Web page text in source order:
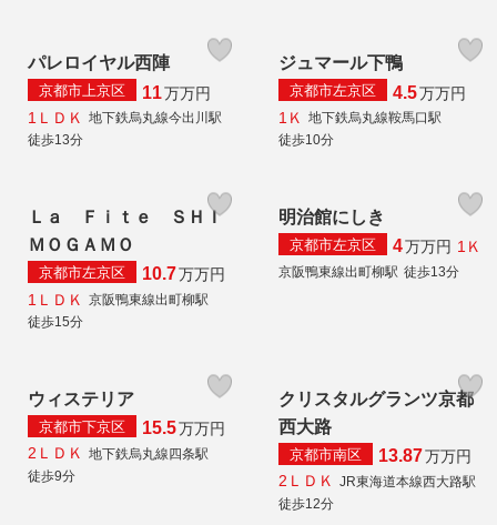
パレロイヤル西陣
京都市上京区 11万万円
1ＬＤＫ
地下鉄烏丸線今出川駅
徒歩13分
ジュマール下鴨
京都市左京区 4.5万万円
1Ｋ
地下鉄烏丸線鞍馬口駅
徒歩10分
Ｌａ Ｆｉｔｅ ＳＨＩ
ＭＯＧＡＭＯ
京都市左京区 10.7万万円
1ＬＤＫ
京阪鴨東線出町柳駅
徒歩15分
明治館にしき
京都市左京区 4万万円 1Ｋ
京阪鴨東線出町柳駅 徒歩13分
ウィステリア
京都市下京区 15.5万万円
2ＬＤＫ 地下鉄烏丸線四条駅
徒歩9分
クリスタルグランツ京都
西大路
京都市南区 13.87万万円
2ＬＤＫ JR東海道本線西大路駅
徒歩12分